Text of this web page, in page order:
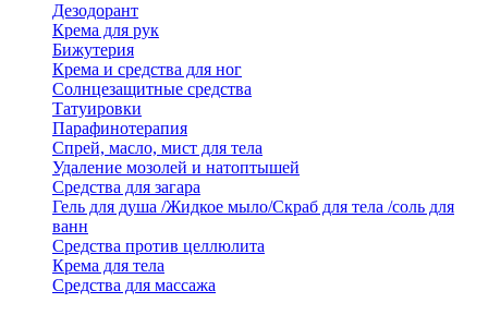
Дезодорант
Крема для рук
Бижутерия
Крема и средства для ног
Солнцезащитные средства
Татуировки
Парафинотерапия
Спрей, масло, мист для тела
Удаление мозолей и натоптышей
Средства для загара
Гель для душа /Жидкое мыло/Скраб для тела /соль для
ванн
Средства против целлюлита
Крема для тела
Средства для массажа